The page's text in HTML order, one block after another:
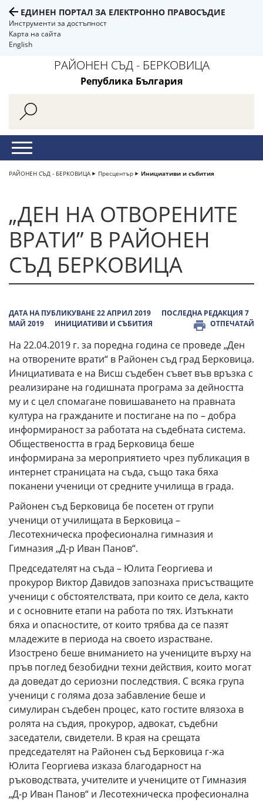
ЕДИНЕН ПОРТАЛ ЗА ЕЛЕКТРОННО ПРАВОСЪДИЕ
Инструменти за достъпност
Карта на сайта
English
РАЙОНЕН СЪД - БЕРКОВИЦА
Република България
РАЙОНЕН СЪД - БЕРКОВИЦА Пресцентър Инициативи и събития
„ДЕН НА ОТВОРЕНИТЕ
ВРАТИ” В РАЙОНЕН
СЪД БЕРКОВИЦА
ДАТА НА ПУБЛИКУВАНЕ 22 АПРИЛ 2019
ПОСЛЕДНА РЕДАКЦИЯ 7
МАЙ 2019
ИНИЦИАТИВИ И СЪБИТИЯ ОТПЕЧАТАЙ
На 22.04.2019 г. за поредна година се проведе „Ден
на отворените врати“ в Районен съд град Берковица.
Инициативата е на Висш съдебен съвет във връзка с
реализиране на годишната програма за дейността
му и с цел спомагане повишаването на правната
култура на гражданите и постигане на по – добра
информираност за работата на съдебната система.
Обществеността в град Берковица беше
информирана за мероприятието чрез публикация в
интернет страницата на съда, също така бяха
поканени ученици от средните училища в града.
Районен съд Берковица бе посетен от групи
ученици от училищата в Берковица –
Лесотехническа професионална гимназия и
Гимназия „Д-р Иван Панов“.
Председателят на съда – Юлита Георгиева и
прокурор Виктор Давидов запознаха присъстващите
ученици с обстоятелствата, при които се дела, както
и с основните етапи на работа по тях. Изтъкнати
бяха и опасностите, от които трябва да се пазят
младежите в периода на своето израстване.
Изострено беше вниманието на учениците върху на
пръв поглед безобидни техни действия, които могат
да доведат до сериозни последствия. С всяка група
ученици с голяма доза забавление беше и
симулиран съдебен процес, като гостите влязоха в
ролята на съдия, прокурор, адвокат, съдебни
заседатели, свидетели. В края на срещата
председателят на Районен съд Берковица г-жа
Юлита Георгиева изказа благодарност на
ръководствата, учителите и учениците от Гимназия
„Д-р Иван Панов“ и Лесотехническа професионална